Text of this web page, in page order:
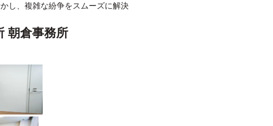
し、複雑な紛争をスムーズに解決
朝倉事務所